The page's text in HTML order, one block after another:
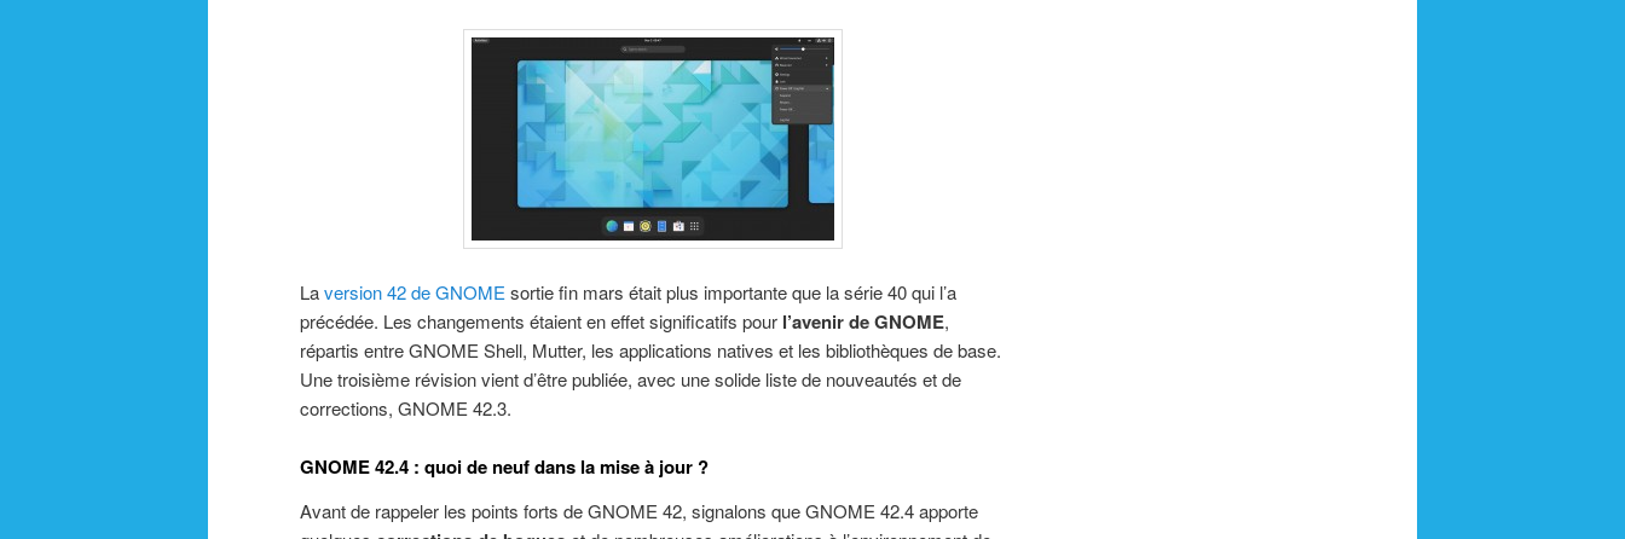
Laversion 42 de GNOME sortie fin mars était plus importante que la série 40 qui l’a
précédée. Les changements étaient en effet significatifs pour l’avenir de GNOME,
répartis entre GNOME Shell, Mutter, les applications natives et les bibliothèques de base.
Une troisième révision vient d’être publiée, avec une solide liste de nouveautés et de
corrections, GNOME 42.3.
GNOME 42.4 : quoi de neuf dans la mise à jour ?
Avant de rappeler les points forts de GNOME 42, signalons que GNOME 42.4 apporte